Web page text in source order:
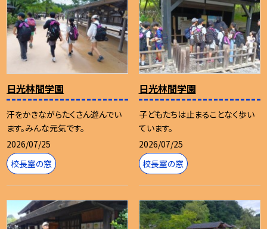
日光林間学園
汗をかきながらたくさん遊んでい
ます。みんな元気です。
2026/07/25
校長室の窓
日光林間学園
子どもたちは止まることなく歩い
ています。
2026/07/25
校長室の窓